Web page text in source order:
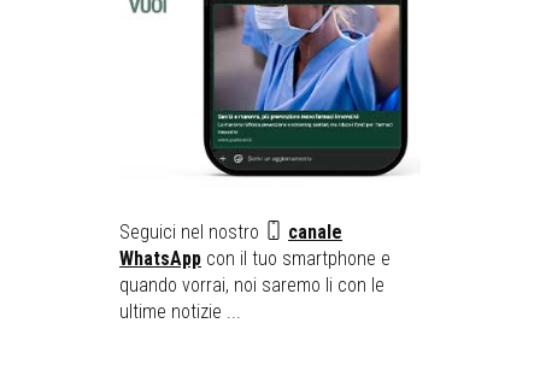
Seguici nel nostro
canale
WhatsApp con il tuo smartphone e
quando vorrai, noi saremo li con le
ultime notizie ...